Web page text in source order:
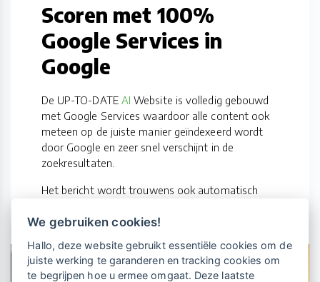
Scoren met 100%
Google Services in
Google
De UP-TO-DATE AI Website is volledig gebouwd
met Google Services waardoor alle content ook
meteen op de juiste manier geïndexeerd wordt
door Google en zeer snel verschijnt in de
zoekresultaten.
Het bericht wordt trouwens ook automatisch
We gebruiken cookies!
Hallo, deze website gebruikt essentiële cookies om de
juiste werking te garanderen en tracking cookies om
te begrijpen hoe u ermee omgaat. Deze laatste
een persoonlijke demo.